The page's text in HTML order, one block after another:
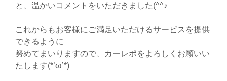
と、温かいコメントをいただきました(^^♪
これからもお客様にご満足いただけるサービスを提供
できるように
努めてまいりますので、カーレポをよろしくお願いい
たします(*’ω’*)